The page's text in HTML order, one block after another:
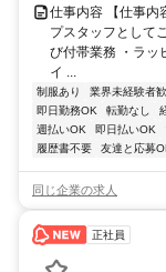
仕事内容 【仕事内
プスタッフとして
び付帯業務 ・ラッ
イ ...
制服あり 業界未経験者
即日勤務OK
転勤なし
週払いOK
即日払いOK
履歴書不要
友達と応募
同じ企業の求人
正社員